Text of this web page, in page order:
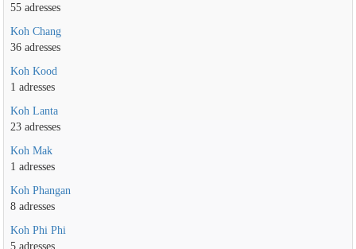
55 adresses
Koh Chang
36 adresses
Koh Kood
1 adresses
Koh Lanta
23 adresses
Koh Mak
1 adresses
Koh Phangan
8 adresses
Koh Phi Phi
5 adresses